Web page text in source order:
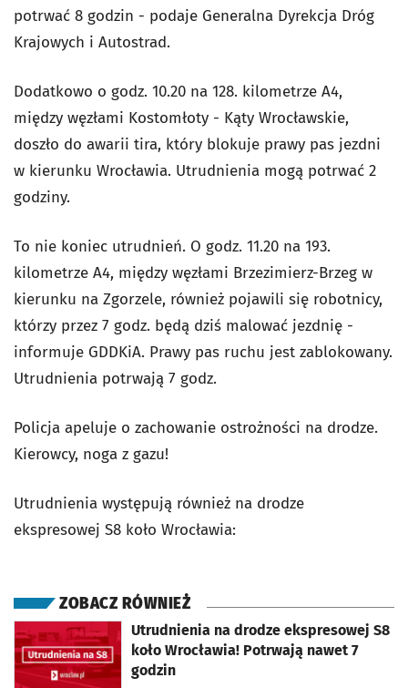
potrwać 8 godzin - podaje Generalna Dyrekcja Dróg
Krajowych i Autostrad.
Dodatkowo o godz. 10.20 na 128. kilometrze A4,
między węzłami Kostomłoty - Kąty Wrocławskie,
doszło do awarii tira, który blokuje prawy pas jezdni
w kierunku Wrocławia. Utrudnienia mogą potrwać 2
godziny.
To nie koniec utrudnień. O godz. 11.20 na 193.
kilometrze A4, między węzłami Brzezimierz-Brzeg w
kierunku na Zgorzele, również pojawili się robotnicy,
którzy przez 7 godz. będą dziś malować jezdnię -
informuje GDDKiA. Prawy pas ruchu jest zablokowany.
Utrudnienia potrwają 7 godz.
Policja apeluje o zachowanie ostrożności na drodze.
Kierowcy, noga z gazu!
Utrudnienia występują również na drodze
ekspresowej S8 koło Wrocławia:
ZOBACZ RÓWNIEŻ
Utrudnienia na drodze ekspresowej S8
koło Wrocławia! Potrwają nawet 7
godzin
otworzy się w nowej karcie